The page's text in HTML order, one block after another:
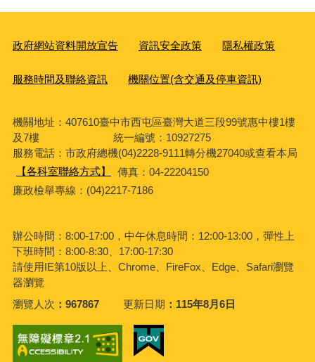
政府網站資料開放宣告 資訊安全政策 隱私權政策
服務時間及聯絡資訊 機關位置(含交通及停車資訊)
機關地址：407610臺中市西屯區臺灣大道三段99號惠中樓1樓
及7樓 統一編號：10927275
服務電話：市政府總機(04)2228-9111轉分機27040或查看本局
【各科室聯絡方式】
傳真：04-22204150
廉政檢舉專線：(04)2217-7186
辦公時間：8:00-17:00，中午休息時間：12:00-13:00，彈性上
下班時間：8:00-8:30、17:00-17:30
請使用IE第10版以上、Chrome、FireFox、Edge、Safari瀏覽
器瀏覽
瀏覽人次
967867 更新日期 115年8月6日